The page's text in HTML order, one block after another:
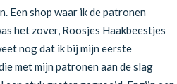
Een shop waar ik de patronen
het zover, Roosjes Haakbeestjes
nog dat ik bij mijn eerste
met mijn patronen aan de slag